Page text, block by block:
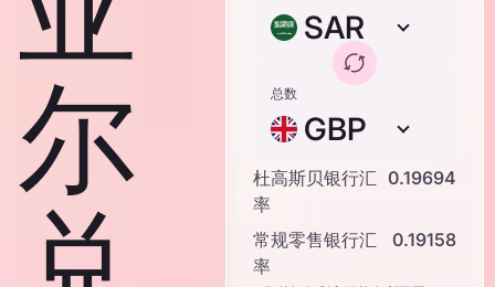
尔
SAR
总数
GBP
杜高斯贝银行汇
率
0.19694
常规零售银行汇
率
0.19158